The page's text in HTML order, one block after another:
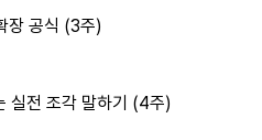
장 공식 (3주)
실전 조각 말하기 (4주)